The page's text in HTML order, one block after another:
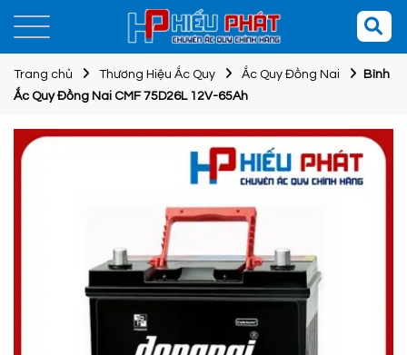
Trang chủ Thương Hiệu Ắc Quy Ắc Quy Đồng Nai
Bình
Ắc Quy Đồng Nai CMF 75D26L 12V-65Ah